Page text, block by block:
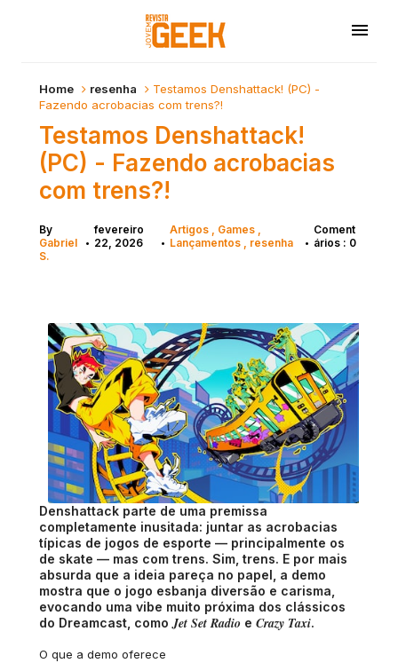
Home resenha
Testamos Denshattack! (PC) -
Fazendo acrobacias com trens?!
Testamos Denshattack!
(PC) - Fazendo acrobacias
com trens?!
By
Gabriel
S.
•
fevereiro
22, 2026
•
Artigos
Games
Lançamentos
resenha •
Coment
ários : 0
Denshattack parte de uma premissa
completamente inusitada: juntar as acrobacias
típicas de jogos de esporte — principalmente os
de skate — mas com trens. Sim, trens. E por mais
absurda que a ideia pareça no papel, a demo
mostra que o jogo esbanja diversão e carisma,
evocando uma vibe muito próxima dos clássicos
do Dreamcast, como Jet Set Radio e Crazy Taxi.
O que a demo oferece